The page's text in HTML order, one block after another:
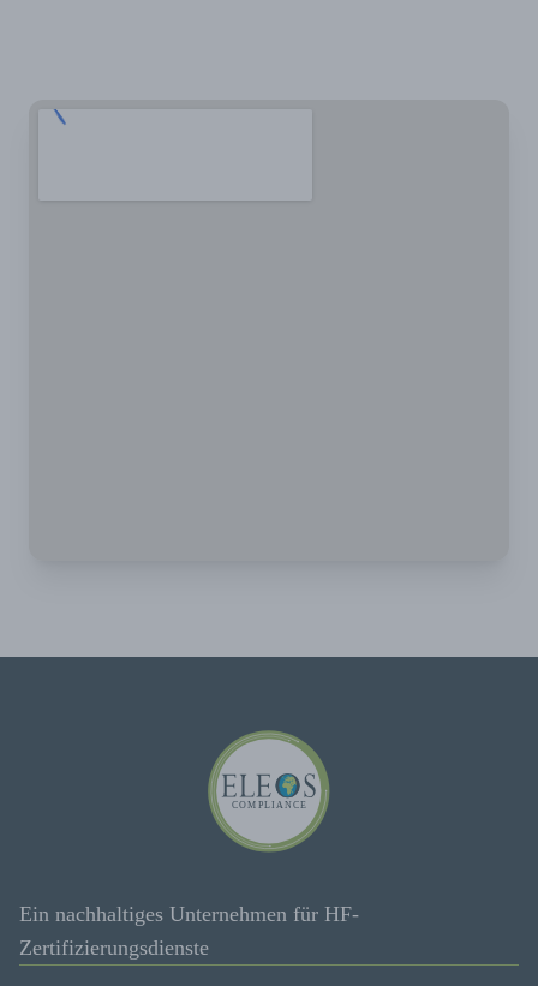
Ein nachhaltiges Unternehmen für HF-
Zertifizierungsdienste